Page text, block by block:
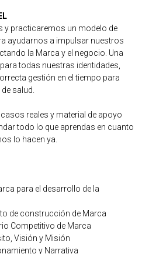
y practicaremos un modelo de
ayudarnos a impulsar nuestros
la Marca y el negocio. Una
todas nuestras identidades,
gestión en el tiempo para
salud.
reales y material de apoyo
todo lo que aprendas en cuanto
lo hacen ya.
para el desarrollo de la
de construcción de Marca
Competitivo de Marca
Visión y Misión
y Narrativa